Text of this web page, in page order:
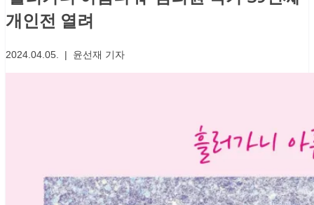
개인전 열려
2024.04.05. | 윤선재 기자